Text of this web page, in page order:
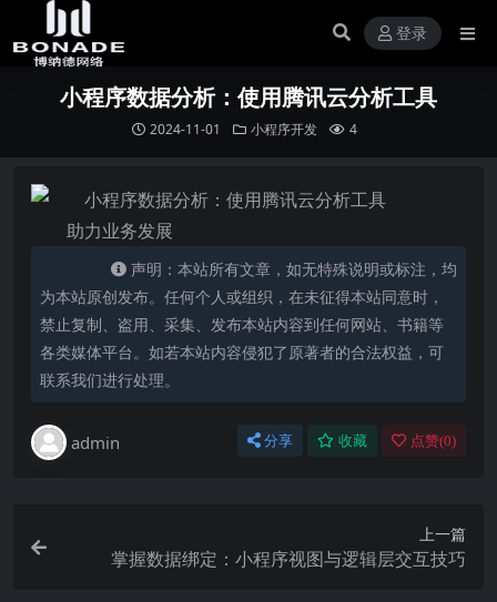
登录
小程序数据分析：使用腾讯云分析工具
2024-11-01 小程序开发 4
助力业务发展
声明：本站所有文章，如无特殊说明或标注，均
为本站原创发布。任何个人或组织，在未征得本站同意时，
禁止复制、盗用、采集、发布本站内容到任何网站、书籍等
各类媒体平台。如若本站内容侵犯了原著者的合法权益，可
联系我们进行处理。
admin 分享 收藏 点赞(0)
上一篇
掌握数据绑定：小程序视图与逻辑层交互技巧